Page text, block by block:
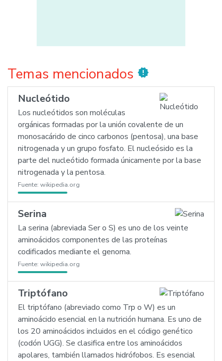
Temas mencionados new_releases
Nucleótido
Los nucleótidos son moléculas
orgánicas formadas por la unión covalente de un
monosacárido de cinco carbonos (pentosa), una base
nitrogenada y un grupo fosfato. El nucleósido es la
parte del nucleótido formada únicamente por la base
nitrogenada y la pentosa.
Fuente: wikipedia.org
Serina
La serina (abreviada Ser o S) es uno de los veinte
aminoácidos componentes de las proteínas
codificados mediante el genoma.
Fuente: wikipedia.org
Triptófano
El triptófano (abreviado como Trp o W) es un
aminoácido esencial en la nutrición humana. Es uno de
los 20 aminoácidos incluidos en el código genético
(codón UGG). Se clasifica entre los aminoácidos
apolares, también llamados hidrófobos. Es esencial